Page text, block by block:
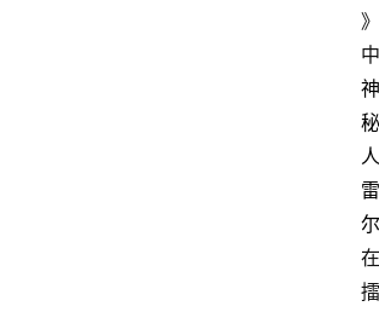
》
中
神
秘
人
雷
尔
在
擂